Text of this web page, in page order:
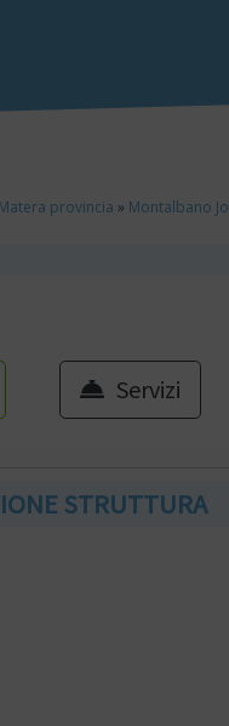
Matera provincia » Montalbano
Servizi
STRUTTURA